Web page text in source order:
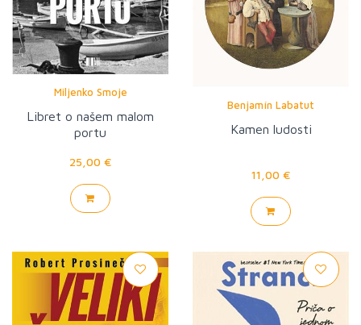
Miljenko Smoje
Libret o našem malom
portu
25,00 €
Benjamín Labatut
Kamen ludosti
11,00 €